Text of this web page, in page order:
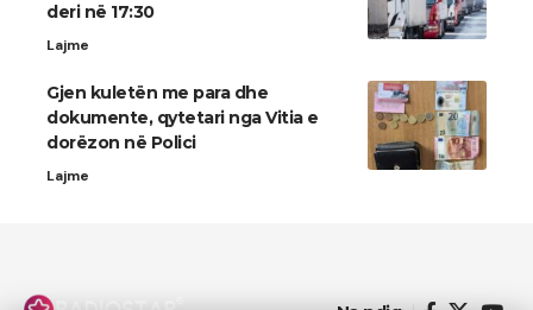
deri në 17:30
Lajme
Gjen kuletën me para dhe
dokumente, qytetari nga Vitia e
dorëzon në Polici
Lajme